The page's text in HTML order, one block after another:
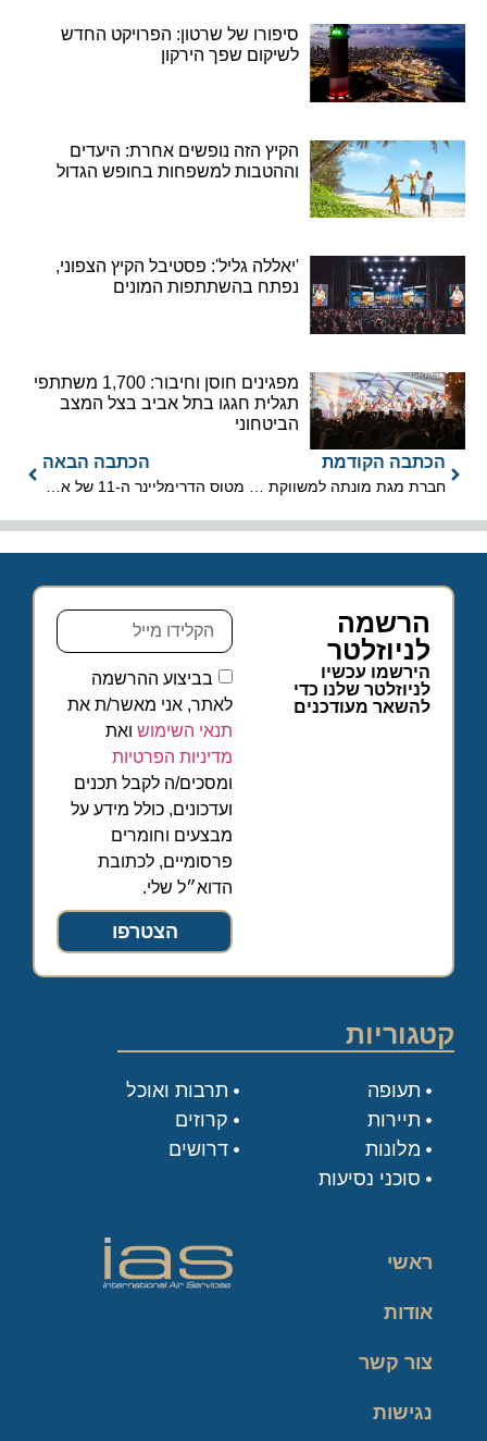
סיפורו של שרטון: הפרויקט החדש
לשיקום שפך הירקון
הקיץ הזה נופשים אחרת: היעדים
וההטבות למשפחות בחופש הגדול
'יאללה גליל': פסטיבל הקיץ הצפוני,
נפתח בהשתתפות המונים
מפגינים חוסן וחיבור: 1,700 משתתפי
תגלית חגגו בתל אביב בצל המצב
הביטחוני
הכתבה הקודמת
חברת מגת מונתה למשווקת הבלעדית של מגזין התיירות טרמינל
הכתבה הבאה
מטוס הדרימליינר ה-11 של אל על נחת אמש בנתב"ג
הרשמה
לניוזלטר
הירשמו עכשיו
לניוזלטר שלנו כדי
להשאר מעודכנים
בביצוע ההרשמה
לאתר, אני מאשר/ת את
תנאי השימושואת
מדיניות הפרטיות
ומסכים/ה לקבל תכנים
ועדכונים, כולל מידע על
מבצעים וחומרים
פרסומיים, לכתובת
הדוא״ל שלי.
הצטרפו
קטגוריות
תעופה
תיירות
מלונות
סוכני נסיעות
תרבות ואוכל
קרוזים
דרושים
ראשי
אודות
צור קשר
נגישות